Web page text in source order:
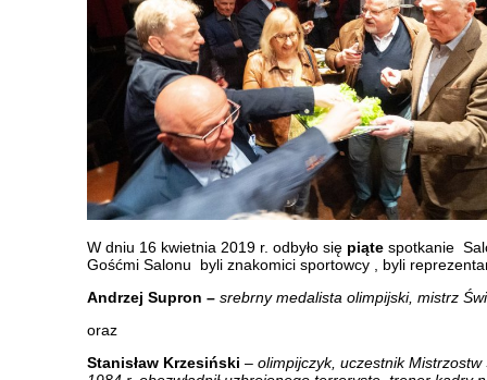
W dniu 16 kwietnia 2019 r. odbyło się piąte spotkanie
Gośćmi Salonu byli znakomici sportowcy , byli
Andrzej Supron – srebrny medalista olimpijski, mistrz
oraz
Stanisław Krzesiński – olimpijczyk, uczestnik